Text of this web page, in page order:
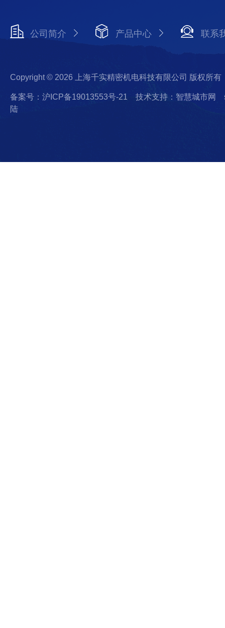
公司简介 产品中心 联系
Copyright © 2026 上海千实精密机电科技有限公司 版权所有
备案号：沪ICP备19013553号-21 技术支持：智慧城市网
陆